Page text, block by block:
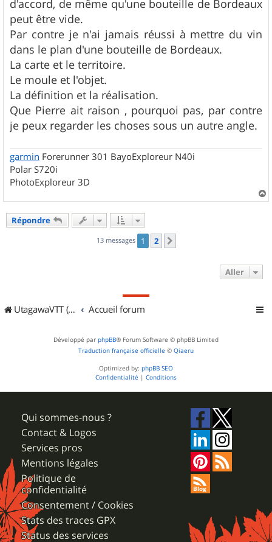
e
d'accord, de même qu'une bouteille de Bordeaux
peut être vide.
Par contre je n'ai jamais réussi à mettre du vin
dans le plan d'une bouteille de Bordeaux.
La carte et le territoire.
Le moule et l'objet.
La définition et la réalisation.
Que Pierre ait raison , pourquoi pas, par contre
je peux regarder les choses sous un autre angle.
garmin Forerunner 301 BayoExploreur N40i
Polar S720i
PhotoExploreur 3D
a
Répondre
13 messages 1 2
Aller
UtagawaVTT (Randos VTT et VTTAE avec traces GPS) Accueil forum
Développé par phpBB® Forum Software © phpBB Limited
Traduction française officielle © Qiaeru
Optimized by: phpBB SEO
Confidentialité | Conditions
Qui sommes-nous ?
Contact & Logos
Services pros
Mentions légales
Politique de
confidentialité
Consentement / Cookies
Stats des traces GPX
Status des services